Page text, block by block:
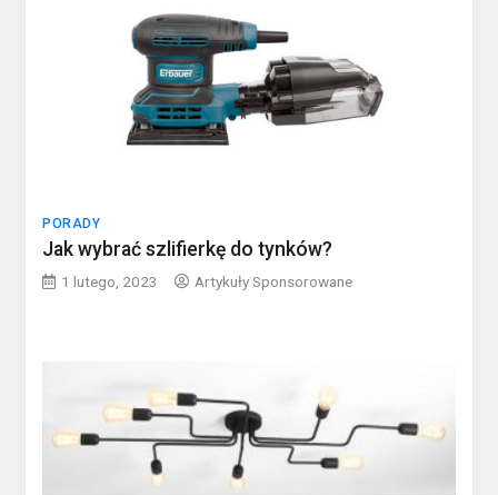
PORADY
Jak wybrać szlifierkę do tynków?
1 lutego, 2023 Artykuły Sponsorowane